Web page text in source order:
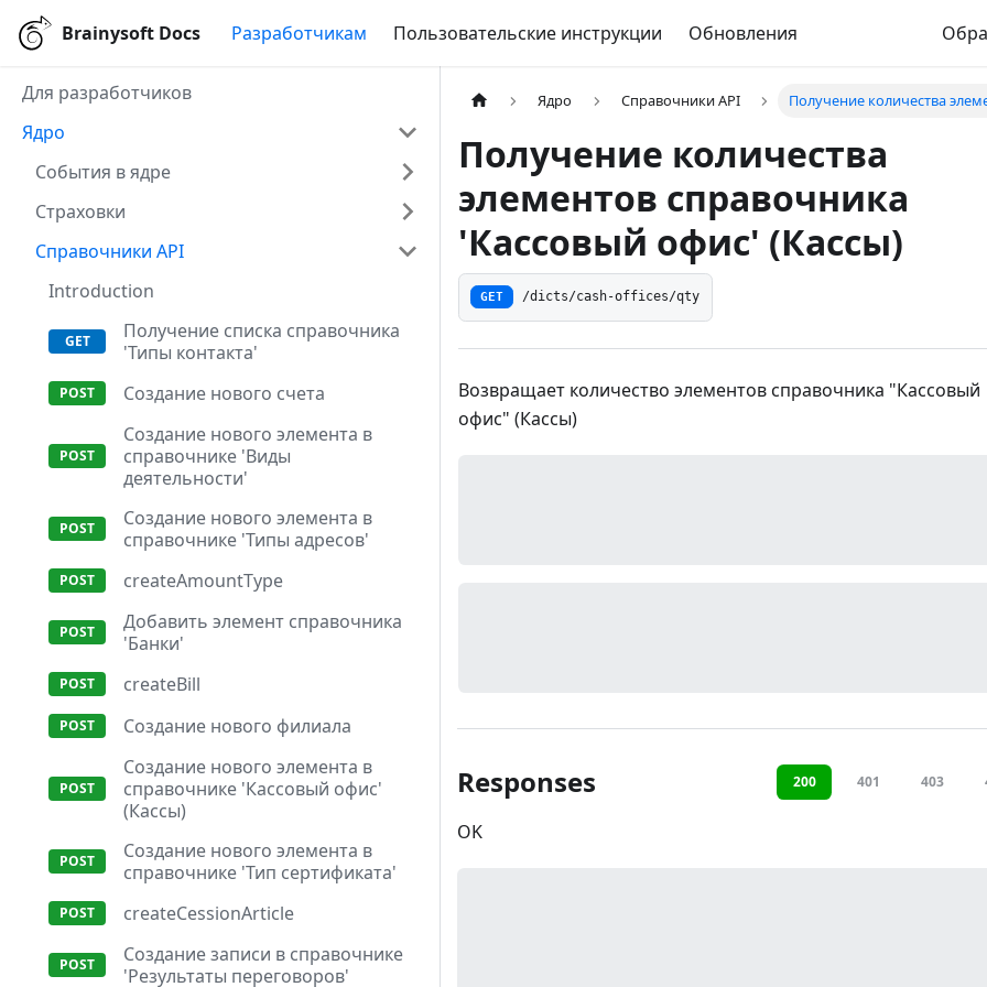
Brainysoft Docs Разработчикам Пользовательские инструкции Обновления
Для разработчиков
Ядро
События в ядре
Страховки
Справочники API
Introduction
Получение списка справочника
'Типы контакта'
Создание нового счета
Создание нового элемента в
справочнике 'Виды
деятельности'
Создание нового элемента в
справочнике 'Типы адресов'
createAmountType
Добавить элемент справочника
'Банки'
createBill
Создание нового филиала
Создание нового элемента в
справочнике 'Кассовый офис'
(Кассы)
Создание нового элемента в
справочнике 'Тип сертификата'
createCessionArticle
Создание записи в справочнике
'Результаты переговоров'
Ядро Справочники API Получение количества
Получение количества
элементов справочника
'Кассовый офис' (Кассы)
GET /dicts/cash-offices/qty
Возвращает количество элементов справочника "Кассовый
офис" (Кассы)
Responses 200 401 403
OK